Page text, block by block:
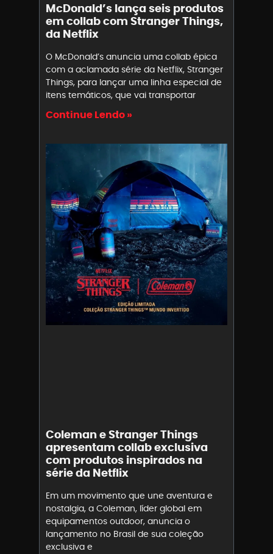
McDonald’s lança seis produtos
em collab com Stranger Things,
da Netflix
O McDonald’s anuncia uma collab épica
com a aclamada série da Netflix, Stranger
Things, para lançar uma linha especial de
itens temáticos, que vai transportar
Continue Lendo »
Coleman e Stranger Things
apresentam collab exclusiva
com produtos inspirados na
série da Netflix
Em um movimento que une aventura e
nostalgia, a Coleman, líder global em
equipamentos outdoor, anuncia o
lançamento no Brasil de sua coleção
exclusiva e